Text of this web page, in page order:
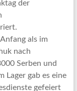
der
als im
nach
Serben und
Lager gab es eine
gefeiert